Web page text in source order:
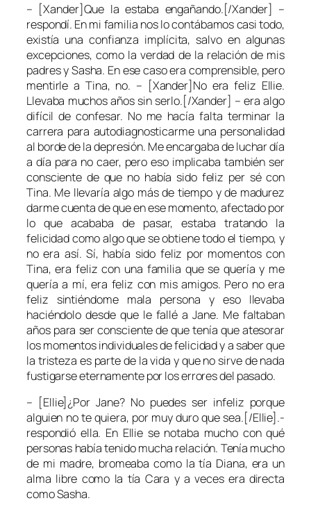
– [Xander]Que la estaba engañando.[/Xander] –
respondí. En mi familia nos lo contábamos casi todo,
existía una confianza implícita, salvo en algunas
excepciones, como la verdad de la relación de mis
padres y Sasha. En ese caso era comprensible, pero
mentirle a Tina, no. – [Xander]No era feliz Ellie.
Llevaba muchos años sin serlo.[/Xander] – era algo
difícil de confesar. No me hacía falta terminar la
carrera para autodiagnosticarme una personalidad
al borde de la depresión. Me encargaba de luchar día
a día para no caer, pero eso implicaba también ser
consciente de que no había sido feliz per sé con
Tina. Me llevaría algo más de tiempo y de madurez
darme cuenta de que en ese momento, afectado por
lo que acababa de pasar, estaba tratando la
felicidad como algo que se obtiene todo el tiempo, y
no era así. Sí, había sido feliz por momentos con
Tina, era feliz con una familia que se quería y me
quería a mí, era feliz con mis amigos. Pero no era
feliz sintiéndome mala persona y eso llevaba
haciéndolo desde que le fallé aJane. Me faltaban
años para ser consciente de que tenía que atesorar
los momentos individuales de felicidad y a saber que
la tristeza es parte de la vida y que no sirve de nada
fustigarse eternamente por los errores del pasado.
– [Ellie]¿Por Jane? No puedes ser infeliz porque
alguien no te quiera, por muy duro que sea.[/Ellie].-
respondió ella. En Ellie se notaba mucho con qué
personas había tenido mucha relación. Tenía mucho
de mi madre, bromeaba como la tía Diana, era un
alma libre como la tía Cara y a veces era directa
comoSasha.